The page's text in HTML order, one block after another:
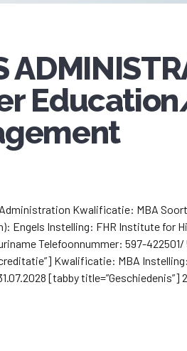
Kwalificatie: MBA
Engels Instelling: FHR Institute for
Telefoonnummer: 597-
Kwalificatie: MBA
[tabby title=”Geschiedenis”]